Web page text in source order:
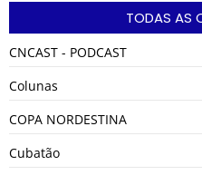
TODAS AS
CNCAST - PODCAST
Colunas
COPA NORDESTINA
Cubatão